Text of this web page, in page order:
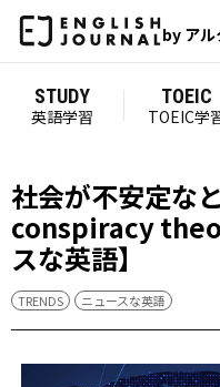
by アル
STUDY
英語学習
TOEIC
TOEIC学
社会が不安定な
conspiracy
スな英語】
TRENDS ニュースな英語